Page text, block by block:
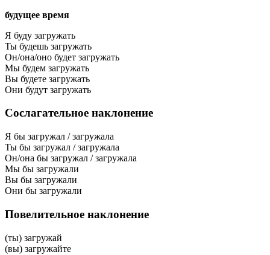
будущее время
Я буду загружать
Ты будешь загружать
Он/она/оно будет загружать
Мы будем загружать
Вы будете загружать
Они будут загружать
Сослагательное наклонение
Я бы загружал / загружала
Ты бы загружал / загружала
Он/она бы загружал / загружала
Мы бы загружали
Вы бы загружали
Они бы загружали
Повелительное наклонение
(ты) загружай
(вы) загружайте